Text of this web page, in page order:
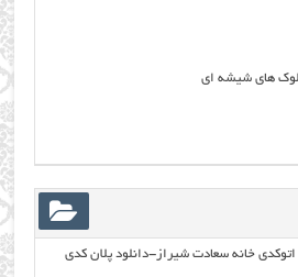
های شیشه ای
اتوکدی خانه سعادت شیراز-دانلود پلان کدی